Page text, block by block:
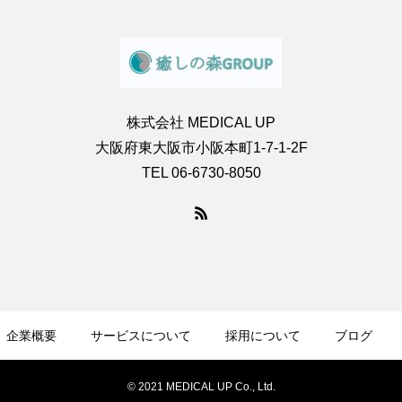
株式会社 MEDICAL UP
大阪府東大阪市小阪本町1-7-1-2F
TEL 06-6730-8050
企業概要 サービスについて 採用について ブログ
© 2021 MEDICAL UP Co., Ltd.